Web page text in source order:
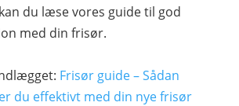
du læse vores guide til god
med din frisør.
Frisør guide – Sådan
du effektivt med din nye frisør